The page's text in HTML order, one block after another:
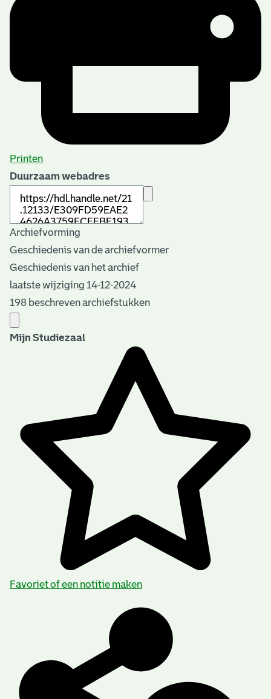
Printen
Duurzaam webadres
Archiefvorming
Geschiedenis van de archiefvormer
Geschiedenis van het archief
laatste wijziging 14-12-2024
198 beschreven archiefstukken
Mijn Studiezaal
Favoriet of een notitie maken